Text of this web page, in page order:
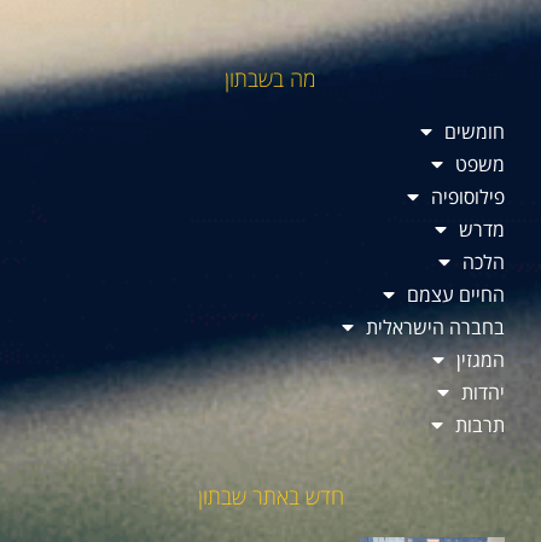
מה בשבתון
חומשים
משפט
פילוסופיה
מדרש
הלכה
החיים עצמם
בחברה הישראלית
המגזין
יהדות
תרבות
חדש באתר שבתון